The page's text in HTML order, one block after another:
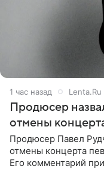
1 час назад Lenta.Ru
Продюсер
отмены
Продюсер Павел
отмены концерта
Его комментарий